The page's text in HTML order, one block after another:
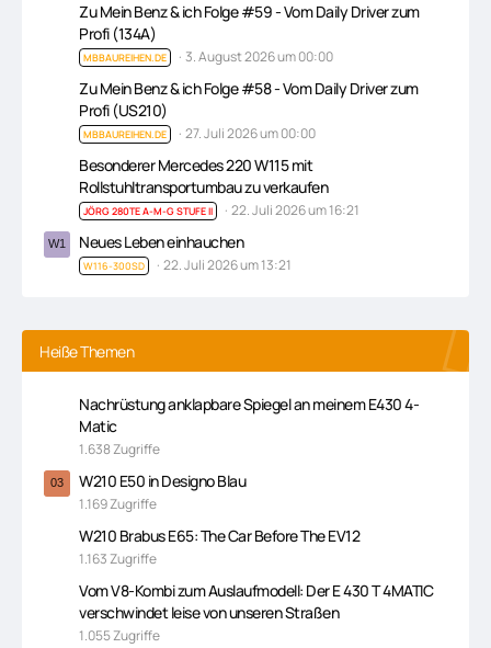
Zu Mein Benz & ich Folge #59 - Vom Daily Driver zum
Profi (134A)
MBBAUREIHEN.DE 3. August 2026 um 00:00
Zu Mein Benz & ich Folge #58 - Vom Daily Driver zum
Profi (US210)
MBBAUREIHEN.DE 27. Juli 2026 um 00:00
Besonderer Mercedes 220 W115 mit
Rollstuhltransportumbau zu verkaufen
JÖRG 280TE A-M-G STUFE II 22. Juli 2026 um 16:21
Neues Leben einhauchen
W116-300SD 22. Juli 2026 um 13:21
Heiße Themen
Nachrüstung anklapbare Spiegel an meinem E430 4-
Matic
1.638 Zugriffe
W210 E50 in Designo Blau
1.169 Zugriffe
W210 Brabus E65: The Car Before The EV12
1.163 Zugriffe
Vom V8-Kombi zum Auslaufmodell: Der E 430 T 4MATIC
verschwindet leise von unseren Straßen
1.055 Zugriffe